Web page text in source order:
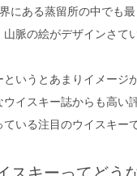
にある蒸留所の中でも最
脈の絵がデザインさて
いうとあまりイメージ
イスキー誌からも高い
いる注目のウイスキーで